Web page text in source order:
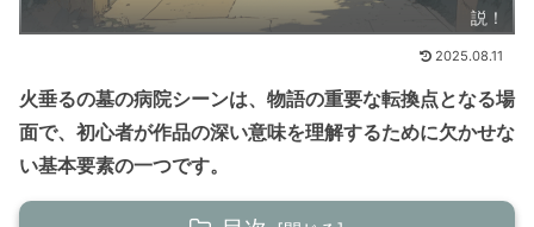
説！
2025.08.11
火垂るの墓の病院シーンは、物語の重要な転換点となる場
面で、初心者が作品の深い意味を理解するために欠かせな
い基本要素の一つです。